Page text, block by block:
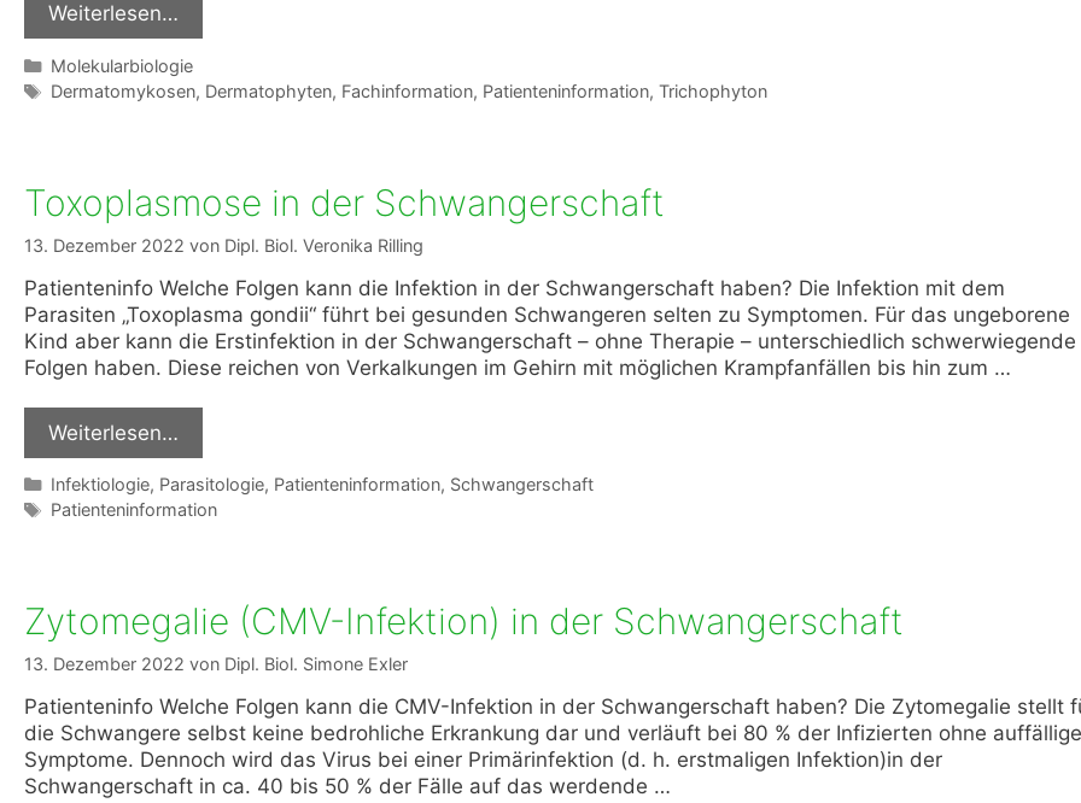
Weiterlesen…
Kategorien
Molekularbiologie
Schlagwörter
Dermatomykosen, Dermatophyten, Fachinformation, Patienteninformation, Trichophyton
Toxoplasmose in der Schwangerschaft
13. Dezember 2022 von Dipl. Biol. Veronika Rilling
Patienteninfo Welche Folgen kann die Infektion in der Schwangerschaft haben? Die Infektion mit dem
Parasiten „Toxoplasma gondii“ führt bei gesunden Schwangeren selten zu Symptomen. Für das ungeborene
Kind aber kann die Erstinfektion in der Schwangerschaft – ohne Therapie – unterschiedlich schwerwiegende
Folgen haben. Diese reichen von Verkalkungen im Gehirn mit möglichen Krampfanfällen bis hin zum …
Weiterlesen…
Kategorien
Infektiologie, Parasitologie, Patienteninformation, Schwangerschaft
Schlagwörter
Patienteninformation
Zytomegalie (CMV-Infektion) in der Schwangerschaft
13. Dezember 2022 von Dipl. Biol. Simone Exler
Patienteninfo Welche Folgen kann die CMV-Infektion in der Schwangerschaft haben? Die Zytomegalie stellt
die Schwangere selbst keine bedrohliche Erkrankung dar und verläuft bei 80 % der Infizierten ohne auffällige
Symptome. Dennoch wird das Virus bei einer Primärinfektion (d. h. erstmaligen Infektion)in der
Schwangerschaft in ca. 40 bis 50 % der Fälle auf das werdende …